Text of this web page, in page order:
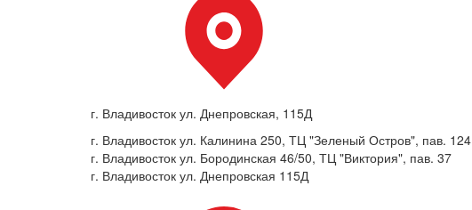
г. Владивосток ул. Днепровская, 115Д
г. Владивосток ул. Калинина 250, ТЦ "Зеленый Остров", пав. 124
г. Владивосток ул. Бородинская 46/50, ТЦ "Виктория", пав. 37
г. Владивосток ул. Днепровская 115Д